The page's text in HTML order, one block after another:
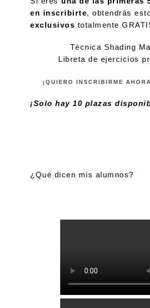
en inscribirte, obtendrás
exclusivos totalmente
Técnica Shading
Libreta de ejercicios
¡QUIERO INSCRIBIRME
¡Solo hay 10 plazas
¿Qué dicen mis alumnos?